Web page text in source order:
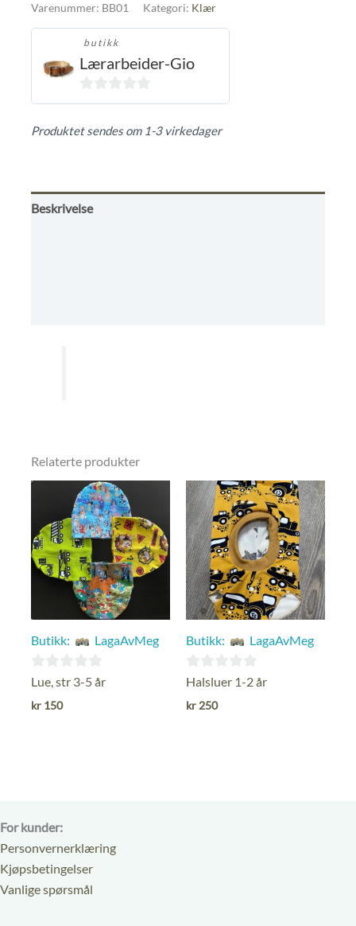
Varenummer: BB01 Kategori: Klær
butikk
Lærarbeider-Gio
0
Produktet sendes om 1-3 virkedager
Beskrivelse
Relaterte produkter
Butikk: LagaAvMeg
0
ut
Lue, str 3-5 år
kr 150
Butikk: LagaAvMeg
0
ut
Halsluer 1-2 år
kr 250
For kunder:
Personvernerklæring
Kjøpsbetingelser
Vanlige spørsmål